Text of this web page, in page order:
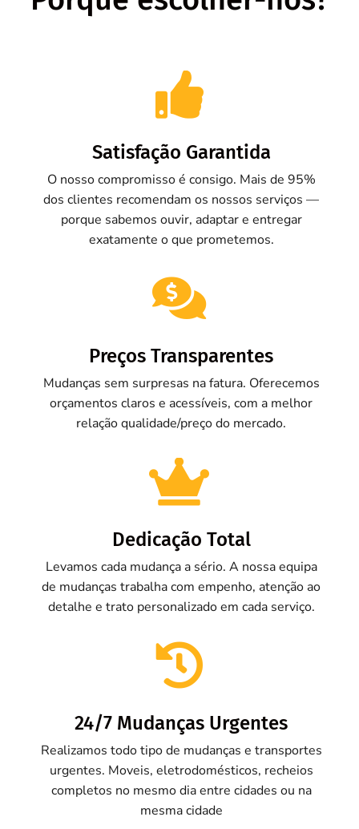

Satisfação Garantida
O nosso compromisso é consigo. Mais de 95%
dos clientes recomendam os nossos serviços —
porque sabemos ouvir, adaptar e entregar
exatamente o que prometemos.

Preços Transparentes
Mudanças sem surpresas na fatura. Oferecemos
orçamentos claros e acessíveis, com a melhor
relação qualidade/preço do mercado.

Dedicação Total
Levamos cada mudança a sério. A nossa equipa
de mudanças trabalha com empenho, atenção ao
detalhe e trato personalizado em cada serviço.

24/7 Mudanças Urgentes
Realizamos todo tipo de mudanças e transportes
urgentes. Moveis, eletrodomésticos, recheios
completos no mesmo dia entre cidades ou na
mesma cidade